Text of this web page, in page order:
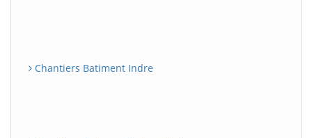
Chantiers Batiment Indre